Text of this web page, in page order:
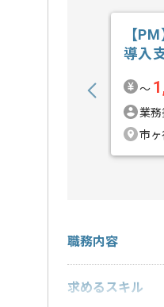
【
導入
〜
業務
市ヶ
職務内容
求めるスキル